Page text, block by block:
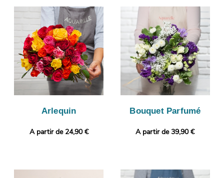
impeccable. À l’issue de sa conception, une photo de votre
bouquet de fleurs sera prise. Ensuite, nous vous ferons parvenir
cette photo par mail, avant de gérer la livraison de votre
commande, à votre destinataire, à Le Perreux-Sur-Marne.
Rendez votre bouquet plus original encore en ajoutant selon
vos envies un message personnalisé, ou une photo imprimée.
Arlequin
A partir de 24,90 €
Bouquet Parfumé
A partir de 39,90 €